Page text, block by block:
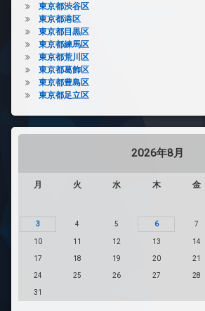
東京都渋谷区
東京都港区
東京都目黒区
東京都練馬区
東京都荒川区
東京都葛飾区
東京都豊島区
東京都足立区
2026年8月
月 火 水 木 金
3 4 5 6 7
10 11 12 13 14
17 18 19 20 21
24 25 26 27 28
31